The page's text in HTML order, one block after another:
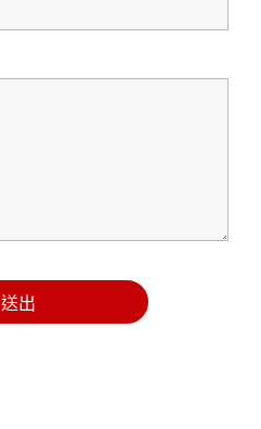
送出